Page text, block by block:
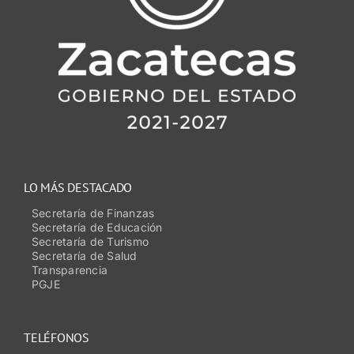
TELÉFONOS
LO MÁS DESTACADO
Secretaría de Finanzas
Secretaría de Educación
Secretaría de Turismo
Secretaría de Salud
Transparencia
PGJE